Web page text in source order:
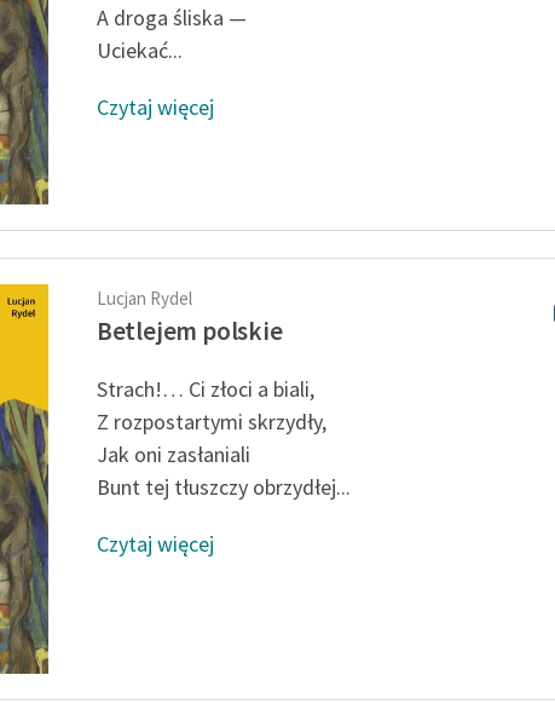
A droga śliska —
Uciekać...
Czytaj więcej
Lucjan Rydel
Betlejem polskie
Strach!… Ci złoci a biali,
Z rozpostartymi skrzydły,
Jak oni zasłaniali
Bunt tej tłuszczy obrzydłej...
Czytaj więcej